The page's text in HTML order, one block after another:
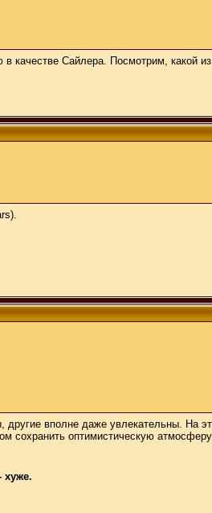
Сайлера. Посмотрим, какой из
вполне даже увлекательны. На
сохранить оптимистическую атмосферу
хуже.